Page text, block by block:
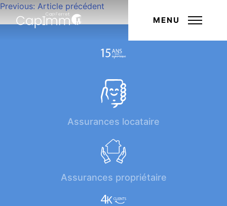
MENU
Navigation
de
Previous: Article précédent
Assurances locataire
Assurances propriétaire